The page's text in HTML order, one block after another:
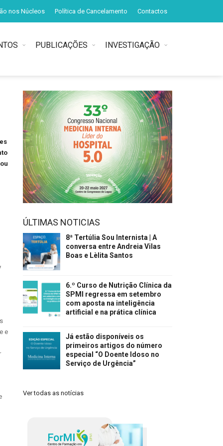
nos Núcleos Política de Cancelamento Contactos
PUBLICAÇÕES INVESTIGAÇÃO
e
ÚLTIMAS NOTICIAS
8ª Tertúlia Sou Internista | A
conversa entre Andreia Vilas
Boas e Lèlita Santos
6.º Curso de Nutrição Clínica da
SPMI regressa em setembro
com aposta na inteligência
artificial e na prática clínica
Já estão disponíveis os
primeiros artigos do número
especial “O Doente Idoso no
Serviço de Urgência”
Ver todas as notícias